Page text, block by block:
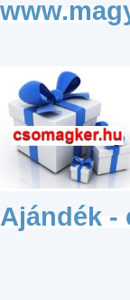
Ajándék -